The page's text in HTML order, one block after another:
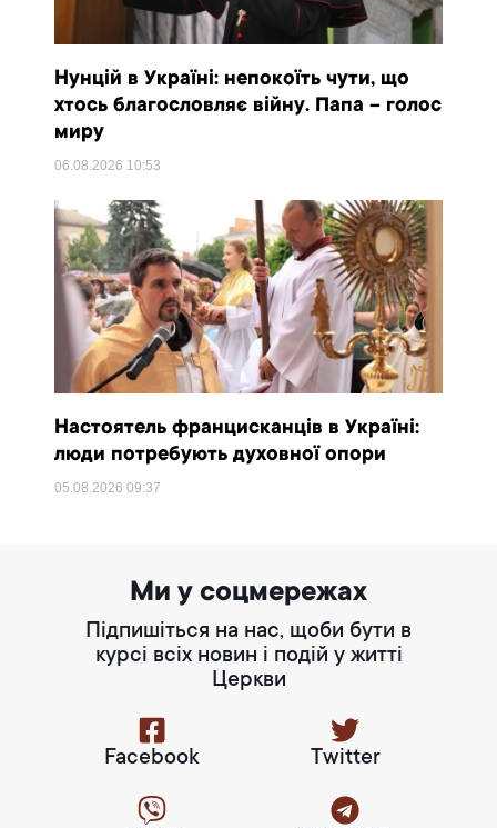
Нунцій в Україні: непокоїть чути, що
хтось благословляє війну. Папа – голос
миру
06.08.2026 10:53
Настоятель францисканців в Україні:
люди потребують духовної опори
05.08.202609:37
Ми у соцмережах
Підпишіться на нас, щоби бути в
курсі всіх новин і подій у житті
Церкви
Facebook Twitter